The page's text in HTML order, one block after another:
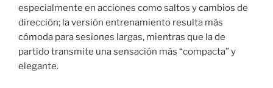
especialmente en acciones como saltos y cambios de
dirección; la versión entrenamiento resulta más
cómoda para sesiones largas, mientras que la de
partido transmite una sensación más “compacta” y
elegante.